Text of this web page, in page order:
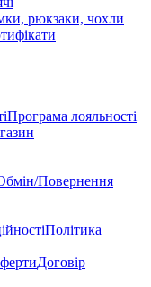
рюкзаки, чохли
Програма лояльності
Повернення
Політика
Договір